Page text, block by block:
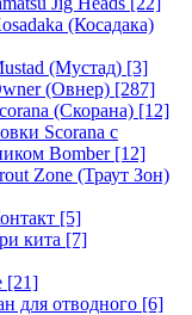
(Косадака)
(Мустад) [3]
(Овнер) [287]
(Скорана) [12]
Scorana с
Bomber[12]
Zone (Траут Зон)
[5]
кита [7]
[21]
для отводного [6]